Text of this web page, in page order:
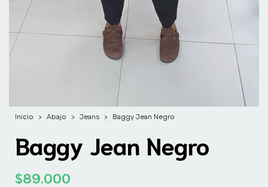
Inicio > Abajo > Jeans > Baggy Jean Negro
Baggy Jean Negro
$89.000